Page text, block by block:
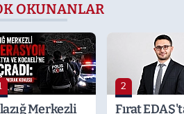
OKUNANLAR
Merkezli
2
Fırat